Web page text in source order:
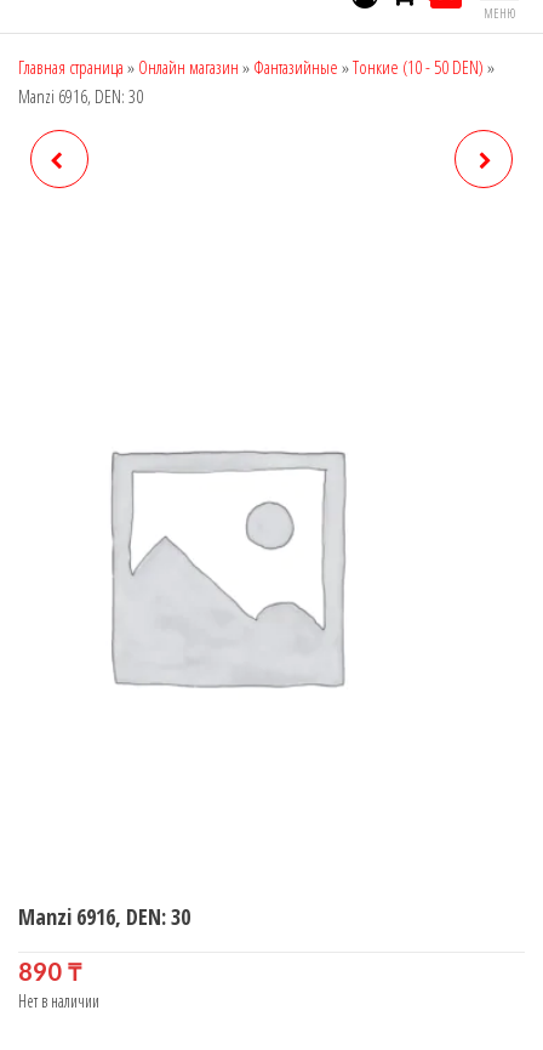
МЕНЮ
Главная страница » Онлайн магазин » Фантазийные »Тонкие (10 - 50 DEN) »
Manzi 6916, DEN: 30
Manzi 6916, DEN: 30
890 ₸
Нет в наличии